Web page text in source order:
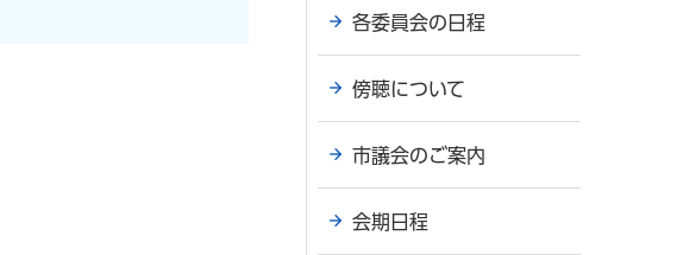
各委員会の日程
傍聴について
市議会のご案内
会期日程